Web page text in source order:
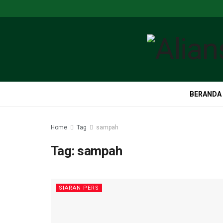
BERANDA
Home Tag sampah
Tag: sampah
SIARAN PERS